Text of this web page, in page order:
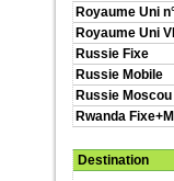
Royaume Uni
Royaume Uni
Russie Fixe
Russie Mobile
Russie Moscou
Rwanda
Destination